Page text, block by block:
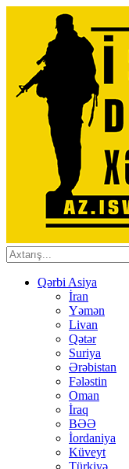
Qərbi Asiya
İran
Yəmən
Livan
Qətər
Suriya
Ərəbistan
Fələstin
Oman
İraq
BƏƏ
İordaniya
Küveyt
Türkiyə